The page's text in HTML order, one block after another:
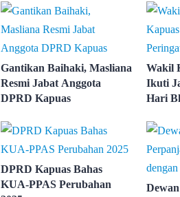
Gantikan Baihaki, Masliana
Resmi Jabat Anggota
DPRD Kapuas
Wakil
Ikuti
Hari
DPRD Kapuas Bahas
KUA-PPAS Perubahan